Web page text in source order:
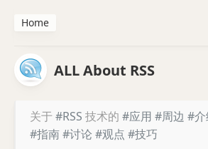
ALL About RSS
关于 #RSS 技术的 #应用 #周边 #介
#指南#讨论 #观点 #技巧
Home